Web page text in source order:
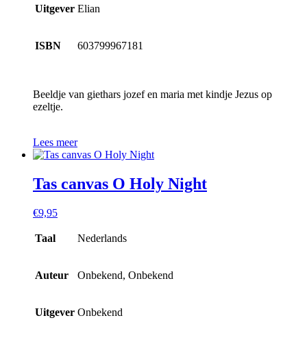
Uitgever Elian
ISBN 603799967181
Beeldje van giethars jozef en maria met kindje Jezus op
ezeltje.
Lees meer
Tas canvas O Holy Night
€9,95
Taal Nederlands
Auteur Onbekend, Onbekend
Uitgever Onbekend